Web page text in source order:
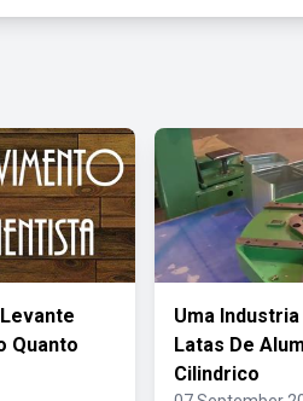
Quanto
Uma
Latas De
Cilindrico